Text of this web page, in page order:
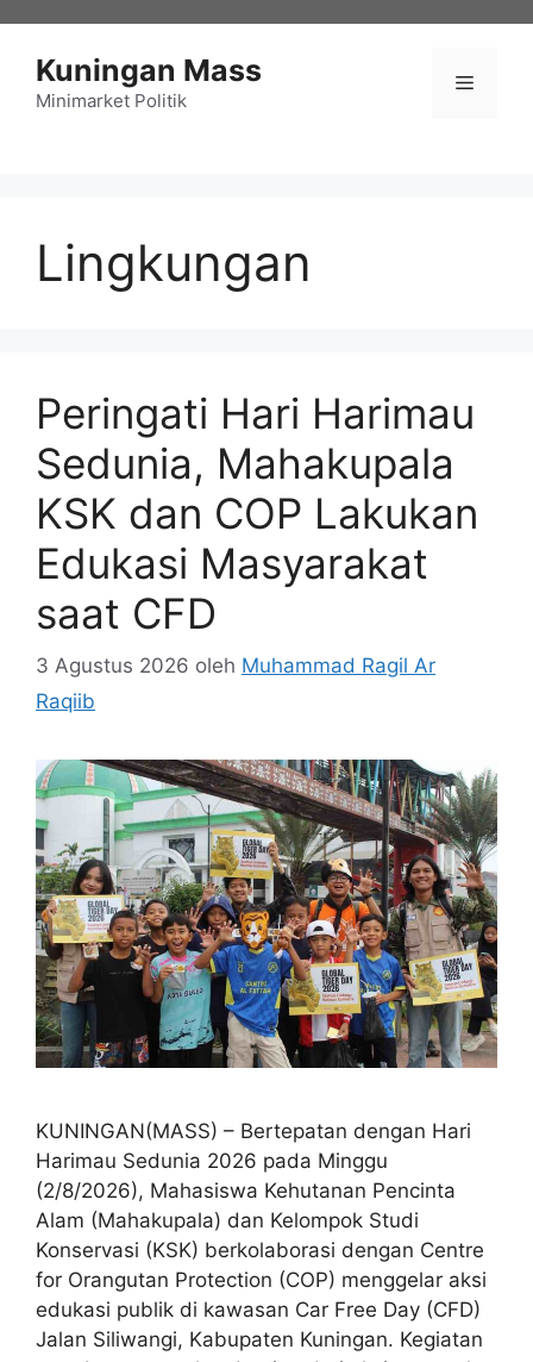
Kuningan Mass
Minimarket Politik
Menu
Lingkungan
Peringati Hari Harimau
Sedunia, Mahakupala
KSK dan COP Lakukan
Edukasi Masyarakat
saat CFD
3 Agustus 2026 oleh Muhammad Ragil Ar
Raqiib
KUNINGAN(MASS) – Bertepatan dengan Hari
Harimau Sedunia 2026 pada Minggu
(2/8/2026), Mahasiswa Kehutanan Pencinta
Alam (Mahakupala) dan Kelompok Studi
Konservasi (KSK) berkolaborasi dengan Centre
for Orangutan Protection (COP) menggelar aksi
edukasi publik di kawasan Car Free Day (CFD)
Jalan Siliwangi, Kabupaten Kuningan. Kegiatan